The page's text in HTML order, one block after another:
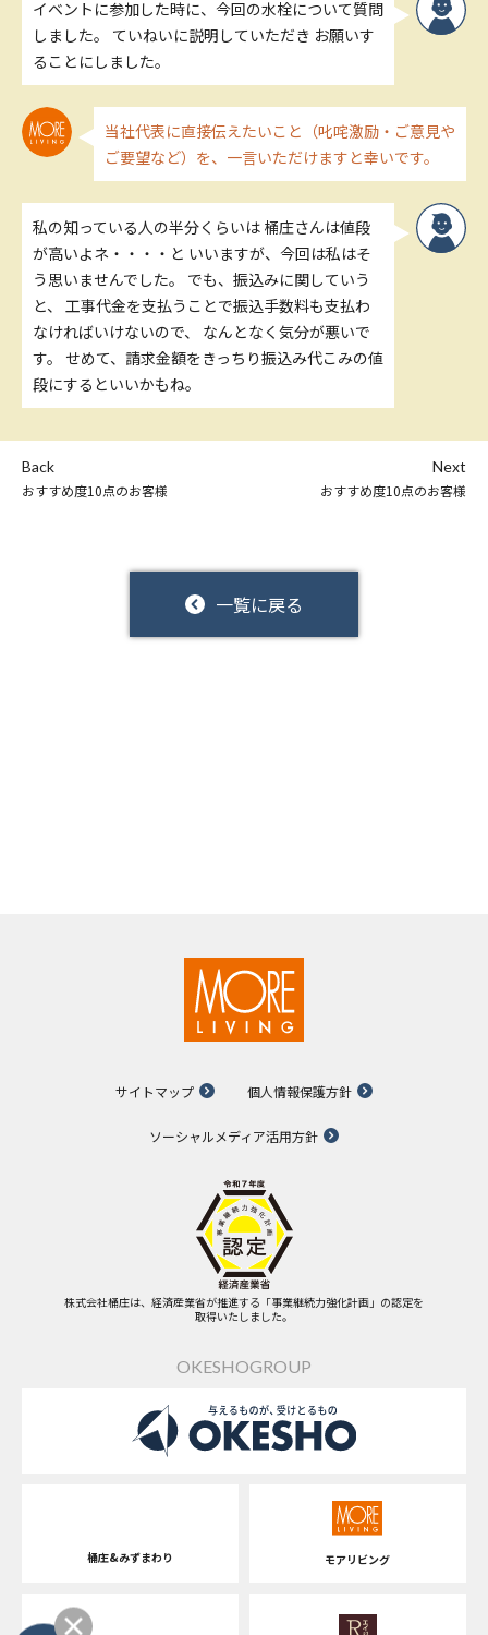
イベントに参加した時に、今回の水栓について質問
しました。 ていねいに説明していただき お願いす
ることにしました。
当社代表に直接伝えたいこと（叱咤激励・ご意見や
ご要望など）を、一言いただけますと幸いです。
私の知っている人の半分くらいは 桶庄さんは値段
が高いよネ・・・・と いいますが、今回は私はそ
う思いませんでした。 でも、振込みに関していう
と、 工事代金を支払うことで振込手数料も支払わ
なければいけないので、 なんとなく気分が悪いで
す。 せめて、請求金額をきっちり振込み代こみの値
段にするといいかもね。
Back
おすすめ度10点のお客様
一覧に戻る
Next
おすすめ度10点のお客様
サイトマップ 個人情報保護方針
ソーシャルメディア活用方針
株式会社桶庄は、経済産業省が推進する「事業継続力強化計画」の認定を
取得いたしました。
OKESHOGROUP
桶庄&みずまわり モアリビング